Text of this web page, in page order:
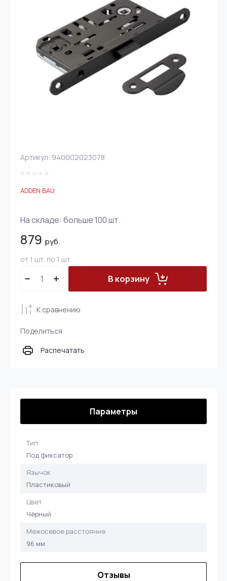
Артикул: 940002023078
ADDEN BAU
На складе: больше 100шт.
879 руб.
от 1 шт. по 1 шт.
В корзину
К сравнению
Поделиться
Распечатать
Параметры
Тип
Под фиксатор
Язычок
Пластиковый
Цвет
Чёрный
Межосевое расстояние
96 мм
Отзывы